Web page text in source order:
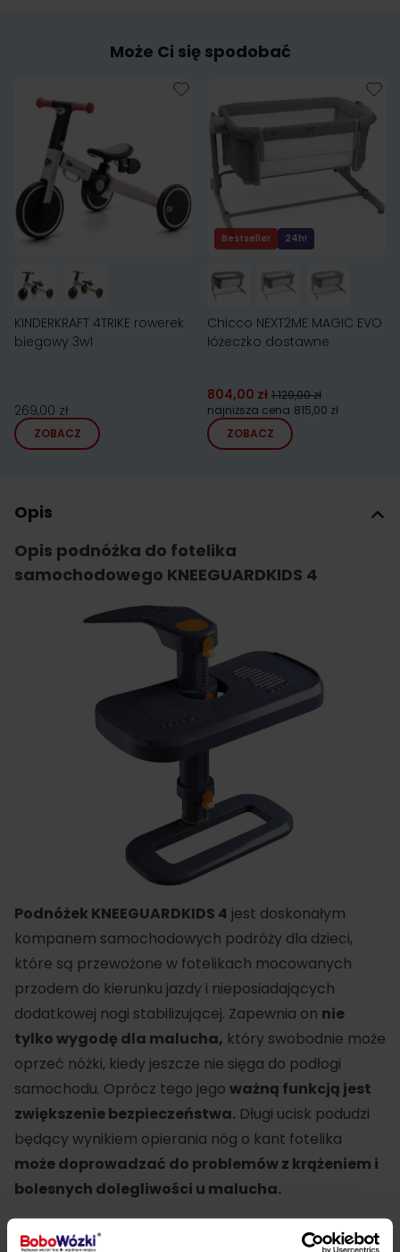
Może Ci się spodobać
KINDERKRAFT 4TRIKE rowerek
biegowy 3w1
269,00 zł
ZOBACZ
Bestseller 24h!
Chicco NEXT2ME MAGIC EVO
łóżeczko dostawne
804,00 zł 1 129,00 zł
najniższa cena 815,00 zł
ZOBACZ
Opis
Opis podnóżka do fotelika
samochodowego KNEEGUARDKIDS 4
Podnóżek KNEEGUARDKIDS 4 jest doskonałym
kompanem samochodowych podróży dla dzieci,
które są przewożone w fotelikach mocowanych
przodem do kierunku jazdy i nieposiadających
dodatkowej nogi stabilizującej. Zapewnia on nie
tylko wygodę dla malucha, który swobodnie może
oprzeć nóżki, kiedy jeszcze nie sięga do podłogi
samochodu. Oprócz tego jego ważną funkcją jest
zwiększenie bezpieczeństwa. Długi ucisk podudzi
będący wynikiem opierania nóg o kant fotelika
może doprowadzać do problemów z krążeniem i
bolesnych dolegliwości u malucha.
W najnowszej odsłonie podnóżka na dole znajduje się